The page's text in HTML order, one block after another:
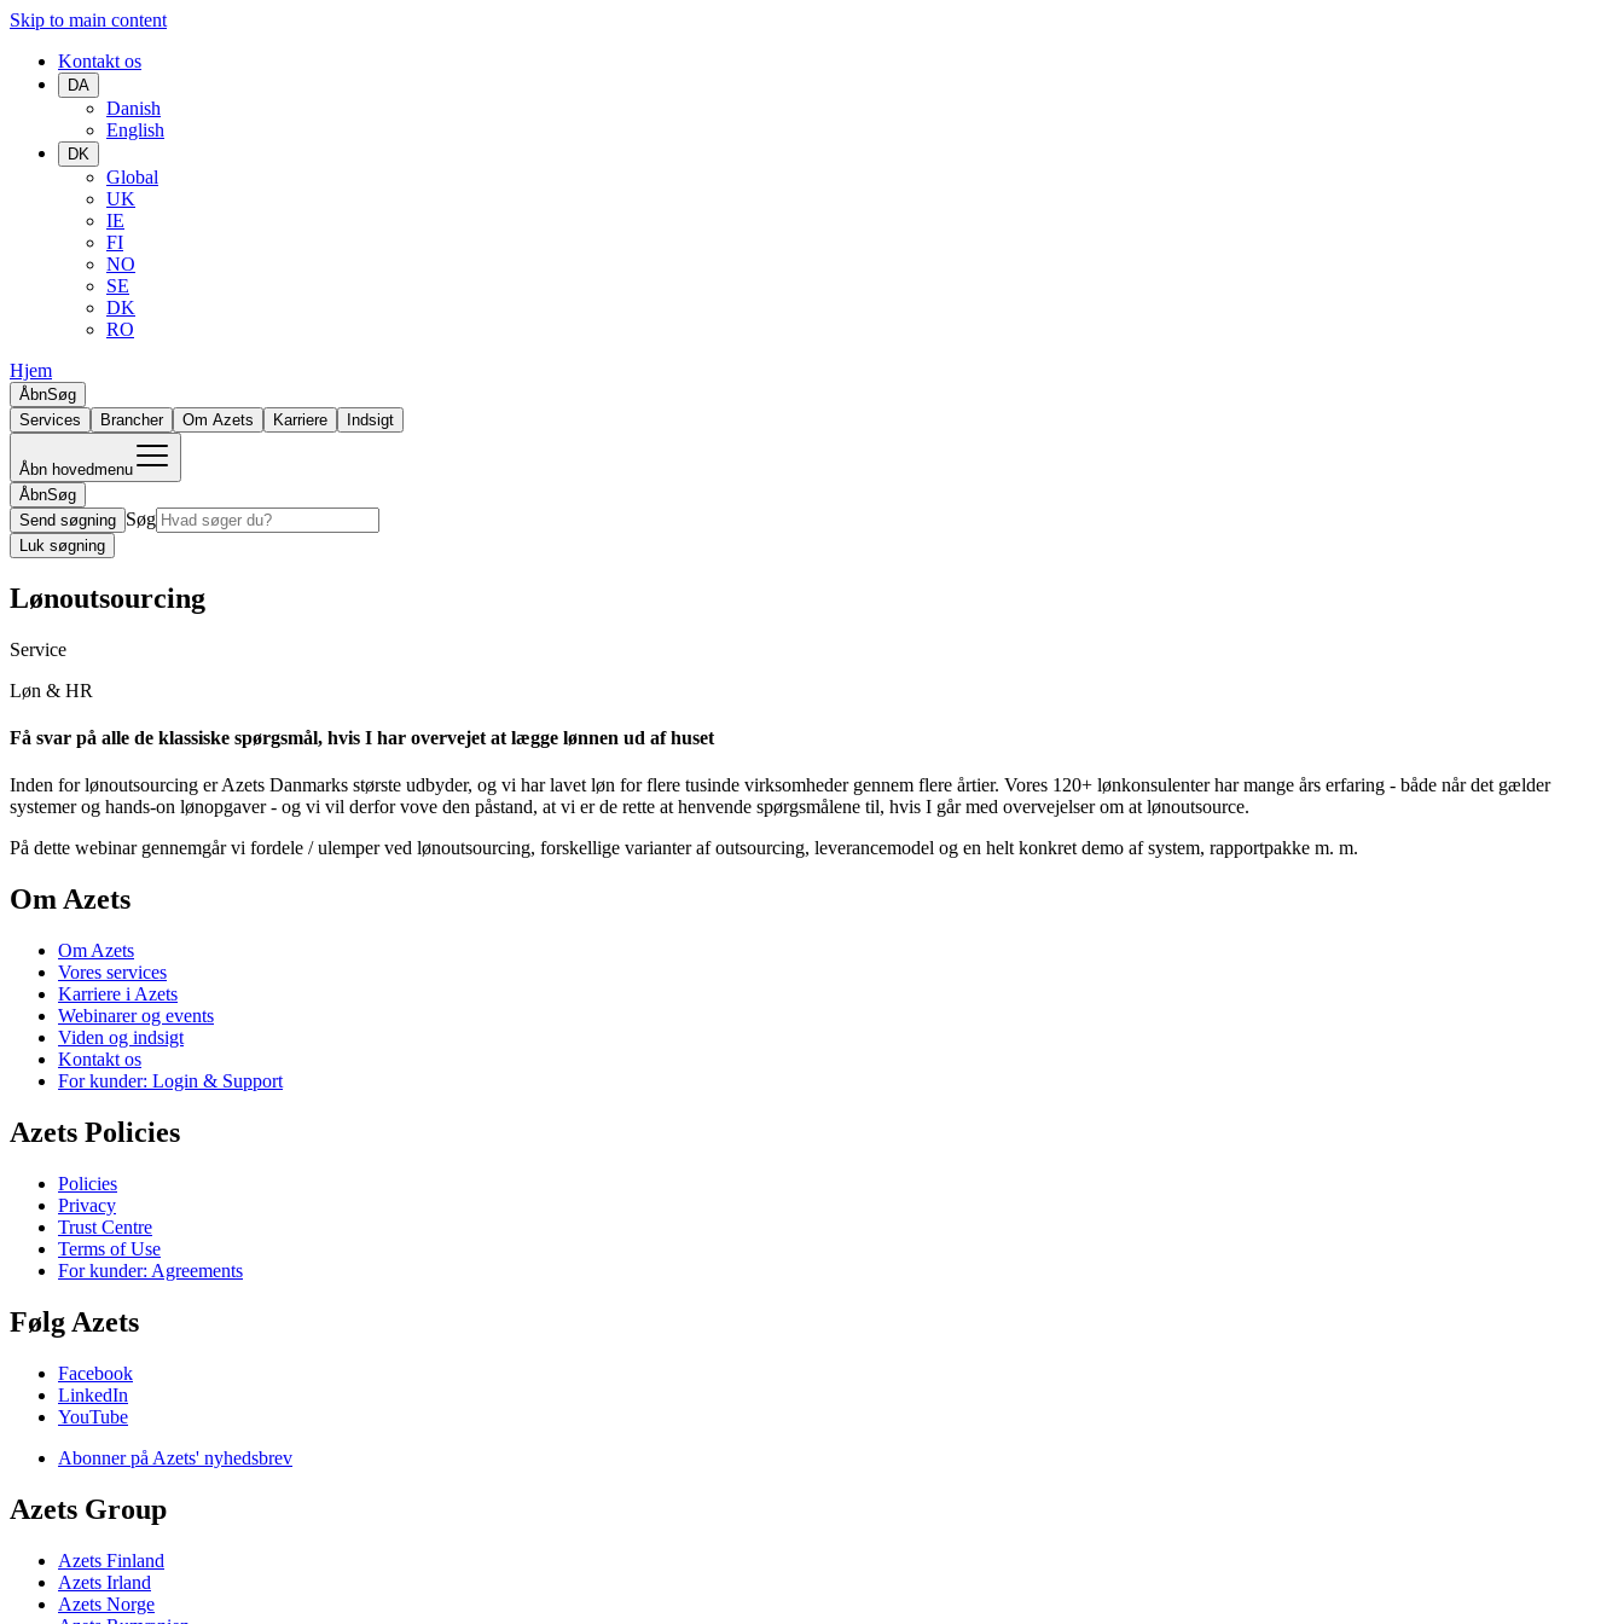
Skip to main content
Kontakt os
DA
Danish
English
DK
Global
UK
IE
FI
NO
SE
DK
RO
Hjem
ÅbnSøg
Services
Brancher Om Azets Karriere Indsigt
Åbn hovedmenu
ÅbnSøg
Send søgning Søg
Luk søgning
Lønoutsourcing
Service
Løn & HR
Få svar på alle de klassiske spørgsmål, hvis I har overvejet at lægge lønnen ud af huset
Inden for lønoutsourcing er Azets Danmarks største udbyder, og vi har lavet løn for flere tusinde virksomheder gennem flere årtier. Vores 120+ lønkonsulenter har mange års erfaring - både når det gælder
systemer og hands-on lønopgaver - og vi vil derfor vove den påstand, at vi er de rette at henvende spørgsmålene til, hvis I går med overvejelser om at lønoutsource.
På dette webinar gennemgår vi fordele / ulemper ved lønoutsourcing, forskellige varianter af outsourcing, leverancemodel og en helt konkret demo af system, rapportpakke m. m.
Om Azets
Om Azets
Vores services
Karriere i Azets
Webinarer og events
Viden og indsigt
Kontakt os
For kunder: Login & Support
Azets Policies
Policies
Privacy
Trust Centre
Terms of Use
For kunder: Agreements
Følg Azets
Facebook
LinkedIn
YouTube
Abonner på Azets' nyhedsbrev
Azets Group
Azets Finland
Azets Irland
Azets Norge